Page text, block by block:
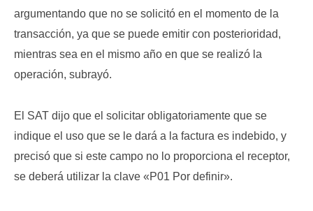
argumentando que no se solicitó en el momento de la
transacción, ya que se puede emitir con posterioridad,
mientras sea en el mismo año en que se realizó la
operación, subrayó.
El SAT dijo que el solicitar obligatoriamente que se
indique el uso que se le dará a la factura es indebido, y
precisó que si este campo no lo proporciona el receptor,
se deberá utilizar la clave «P01 Por definir».